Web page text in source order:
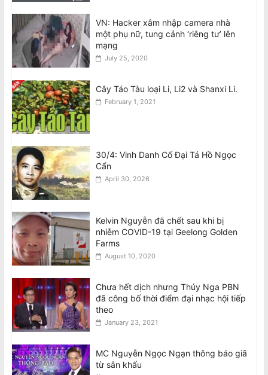
National Stroke Week: Sau tuổi 40, vì
sao bạn cần quan tâm đến đột quỵ?
August 6, 2026
VN: Hacker xâm nhập camera nhà
một phụ nữ, tung cảnh ‘riêng tư’ lên
mạng
July 25, 2020
Cây Táo Tàu loại Li, Li2 và Shanxi Li.
February 1, 2021
30/4: Vinh Danh Cố Đại Tá Hồ Ngọc
Cẩn
April 30, 2026
Kelvin Nguyễn đã chết sau khi bị
nhiễm COVID-19 tại Geelong Golden
Farms
August 10, 2020
Chưa hết dịch nhưng Thúy Nga PBN
đã công bố thời điểm đại nhạc hội tiếp
theo
January 23, 2021
MC Nguyễn Ngọc Ngạn thông báo giã
từ sân khấu